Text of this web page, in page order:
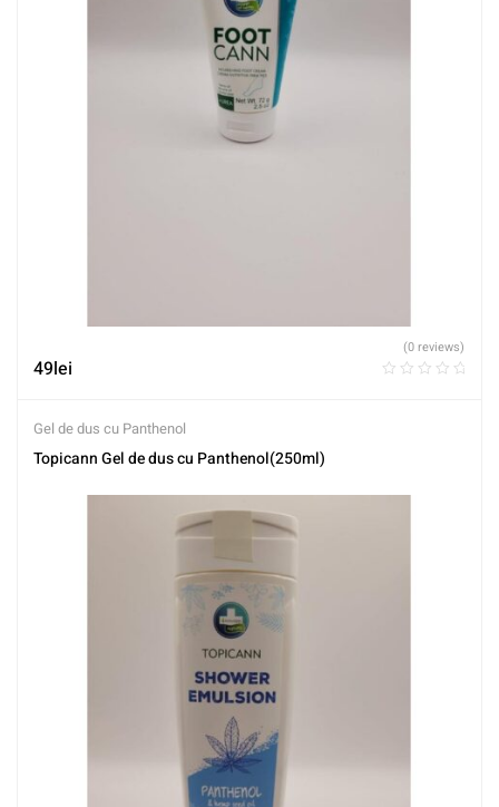
49lei
(0 reviews)
Gel de dus cu Panthenol
Topicann Gel de dus cu Panthenol(250ml)